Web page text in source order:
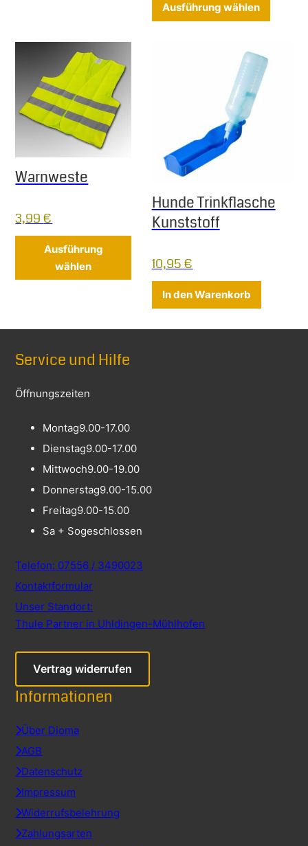
Ausführung wählen
Warnweste
3,99€
Ausführung
wählen
Hunde Trinkflasche
Kunststoff
10,95€
In den Warenkorb
Service und Hilfe
Öffnungszeiten
Montag9.00-17.00
Dienstag9.00-17.00
Mittwoch9.00-19.00
Donnerstag9.00-15.00
Freitag9.00-15.00
Sa + Sogeschlossen
Telefon: 07556 / 3490023
Kontaktformular
Unser Standort:
Thule Partner in Uhldingen-Mühlhofen
Vertrag widerrufen
Informationen
Über Dioma
AGB
Datenschutz
Impressum
Widerrufsbelehrung
Zahlungsarten